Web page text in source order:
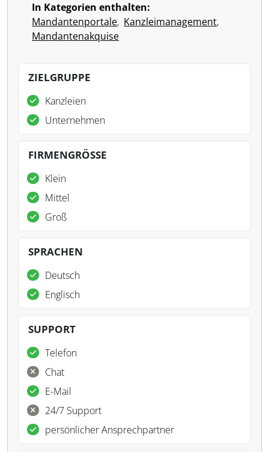
In Kategorien enthalten:
Mandantenportale, Kanzleimanagement,
Mandantenakquise
ZIELGRUPPE
Kanzleien
Unternehmen
FIRMENGRÖSSE
Klein
Mittel
Groß
SPRACHEN
Deutsch
Englisch
SUPPORT
Telefon
Chat
E-Mail
24/7 Support
persönlicher Ansprechpartner